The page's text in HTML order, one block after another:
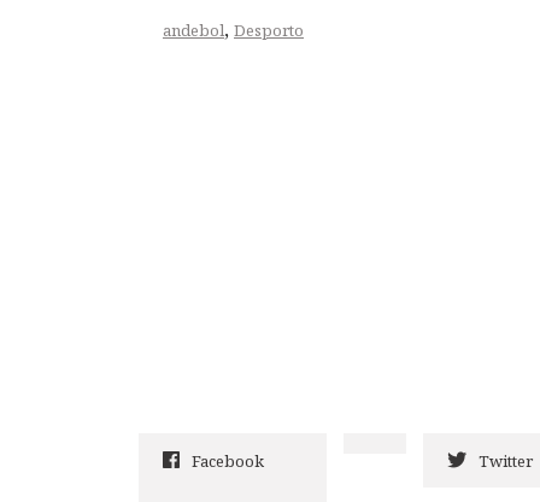
andebol, Desporto
Facebook Twitter